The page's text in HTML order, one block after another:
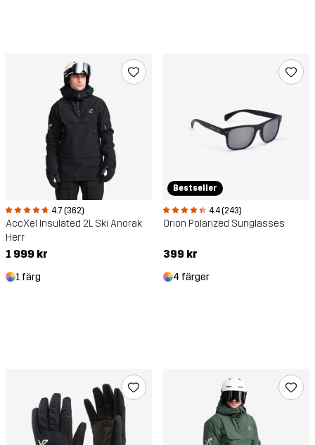
4.7 (362)
AccXel Insulated 2L Ski Anorak
Herr
1 999 kr
1 färg
Bestseller
4.4 (243)
Orion Polarized Sunglasses
399 kr
4 färger